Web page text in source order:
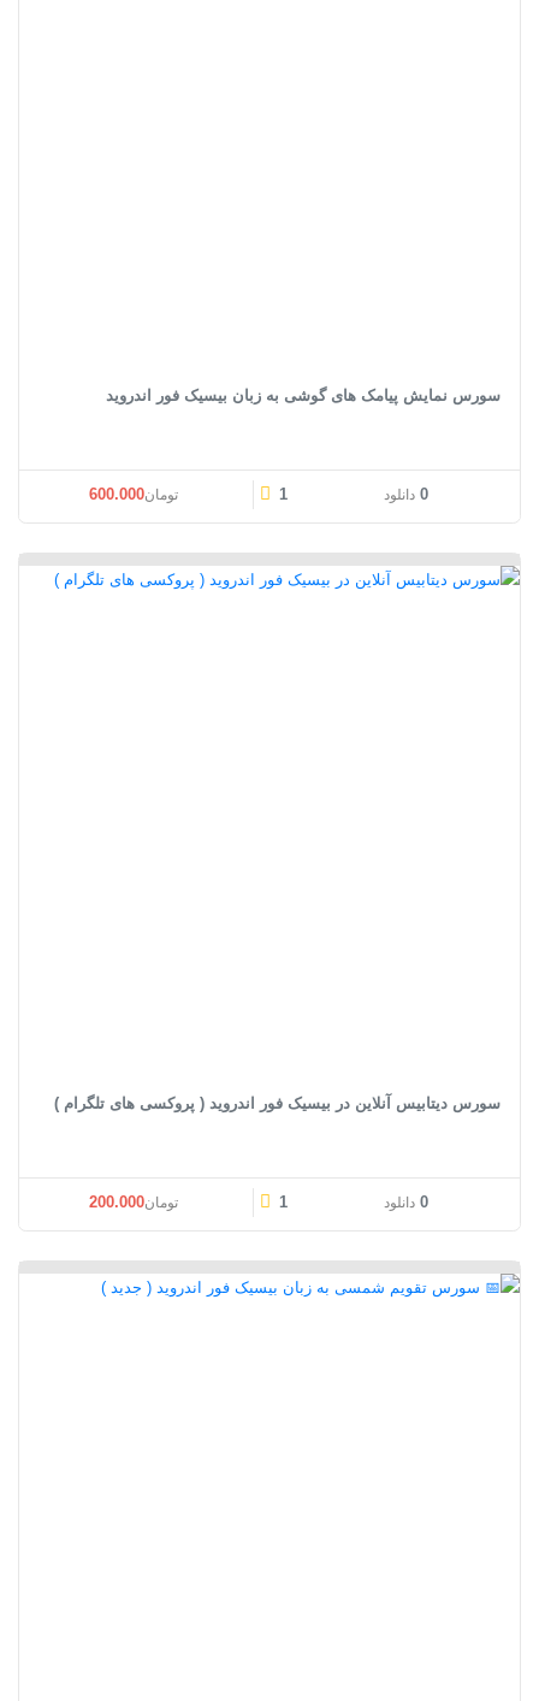
سورس نمایش پیامک های گوشی به زبان بیسیک فور اندروید
0 دانلود 1 تومان600.000
سورس دیتابیس آنلاین در بیسیک فور اندروید ( پروکسی های تلگرام )
0 دانلود 1 تومان200.000